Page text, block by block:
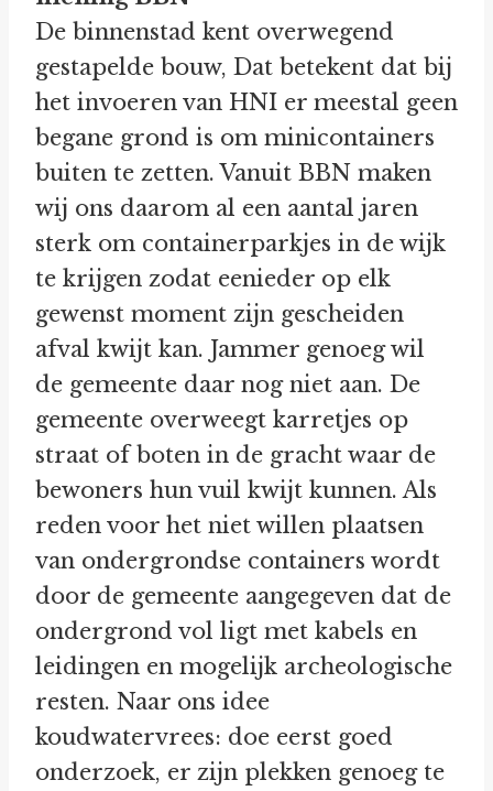
De binnenstad kent overwegend
gestapelde bouw, Dat betekent dat bij
het invoeren van HNI er meestal geen
begane grond is om minicontainers
buiten te zetten. Vanuit BBN maken
wij ons daarom al een aantal jaren
sterk om containerparkjes in de wijk
te krijgen zodat eenieder op elk
gewenst moment zijn gescheiden
afval kwijt kan. Jammer genoeg wil
de gemeente daar nog niet aan. De
gemeente overweegt karretjes op
straat of boten in de gracht waar de
bewoners hun vuil kwijt kunnen. Als
reden voor het niet willen plaatsen
van ondergrondse containers wordt
door de gemeente aangegeven dat de
ondergrond vol ligt met kabels en
leidingen en mogelijk archeologische
resten. Naar ons idee
koudwatervrees: doe eerst goed
onderzoek, er zijn plekken genoeg te